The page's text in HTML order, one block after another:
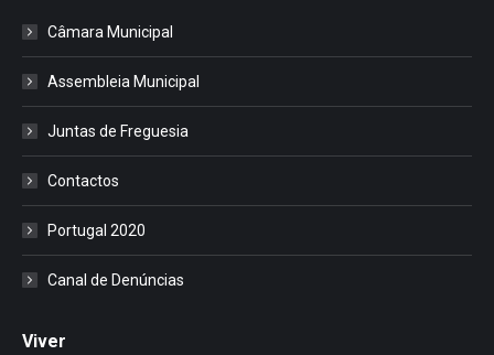
Câmara Municipal
Assembleia Municipal
Juntas de Freguesia
Contactos
Portugal 2020
Canal de Denúncias
Viver